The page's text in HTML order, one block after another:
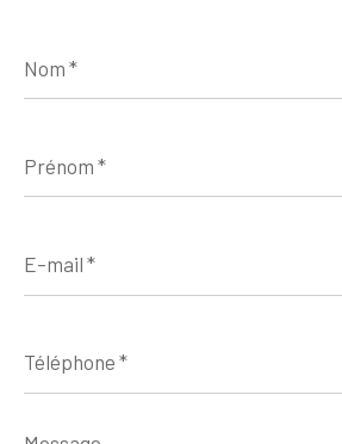
*
*
mail
*
*
Message